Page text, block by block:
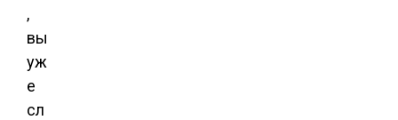
,
вы
уж
е
сл